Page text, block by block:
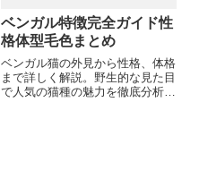
ベンガル特徴完全ガイド性
格体型毛色まとめ
ベンガル猫の外見から性格、体格
まで詳しく解説。野生的な見た目
で人気の猫種の魅力を徹底分析